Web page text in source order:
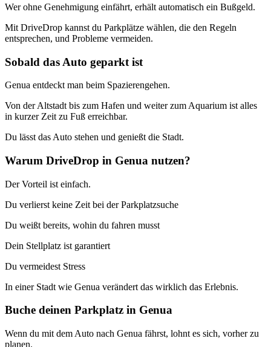
Wer ohne Genehmigung einfährt, erhält automatisch ein Bußgeld.
Mit DriveDrop kannst du Parkplätze wählen, die den Regeln
entsprechen, und Probleme vermeiden.
Sobald das Auto geparkt ist
Genua entdeckt man beim Spazierengehen.
Von der Altstadt bis zum Hafen und weiter zum Aquarium ist alles
in kurzer Zeit zu Fuß erreichbar.
Du lässt das Auto stehen und genießt die Stadt.
Warum DriveDrop in Genua nutzen?
Der Vorteil ist einfach.
Du verlierst keine Zeit bei der Parkplatzsuche
Du weißt bereits, wohin du fahren musst
Dein Stellplatz ist garantiert
Du vermeidest Stress
In einer Stadt wie Genua verändert das wirklich das Erlebnis.
Buche deinen Parkplatz in Genua
Wenn du mit dem Auto nach Genua fährst, lohnt es sich, vorher zu
planen.